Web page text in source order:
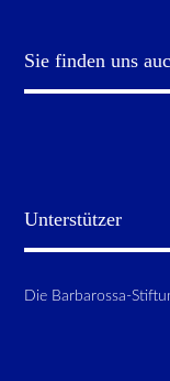
Sie finden uns
Unterstützer
Die Barbarossa-